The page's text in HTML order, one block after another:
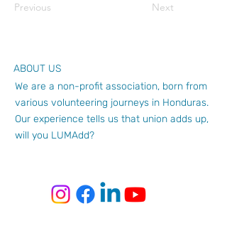
Previous Next
ABOUT US
We are a non-profit association, born from
various volunteering journeys in Honduras.
Our experience tells us that union adds up,
will you LUMAdd?